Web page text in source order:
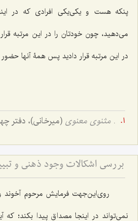
پنکه هست و یکى‌یکى افرادى که در
مى‌دهید، چون خودتان را در این مرتبه
در این مرتبه قرار دادید پس همۀ آنها حضور
. مثنوی معنوی (میرخانی)، دفتر
روى‌این‌جهت فرمایش مرحوم آخوند
نمى‌تواند در اینجا مصداق پیدا بکند؛ که